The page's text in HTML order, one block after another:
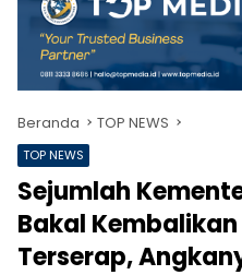
Beranda TOP NEWS
TOP NEWS
Sejumlah
Bakal
Terserap,